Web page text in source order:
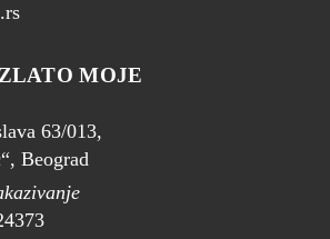
MOJE
63/013,
Beograd